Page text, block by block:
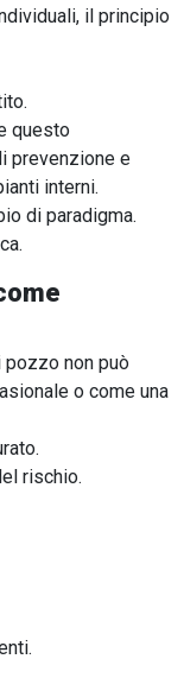
il principio
questo
prevenzione e
interni.
di paradigma.
pozzo non può
o come una
rischio.